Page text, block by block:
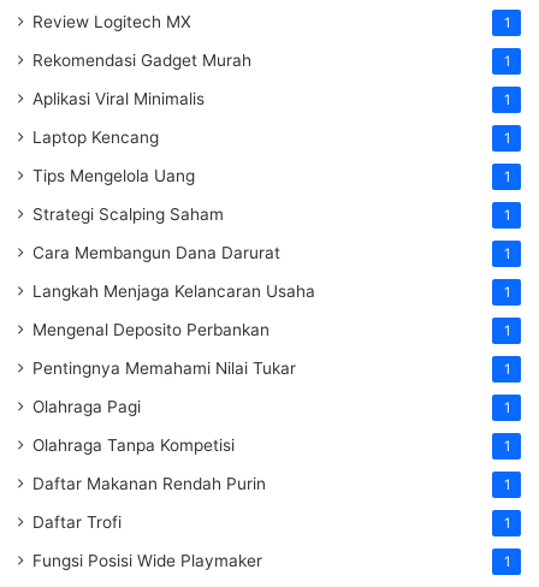
Review Logitech MX 1
Rekomendasi Gadget Murah 1
Aplikasi Viral Minimalis 1
Laptop Kencang 1
Tips Mengelola Uang 1
Strategi Scalping Saham 1
Cara Membangun Dana Darurat 1
Langkah Menjaga Kelancaran Usaha 1
Mengenal Deposito Perbankan 1
Pentingnya Memahami Nilai Tukar 1
Olahraga Pagi 1
Olahraga Tanpa Kompetisi 1
Daftar Makanan Rendah Purin 1
Daftar Trofi 1
Fungsi Posisi Wide Playmaker 1